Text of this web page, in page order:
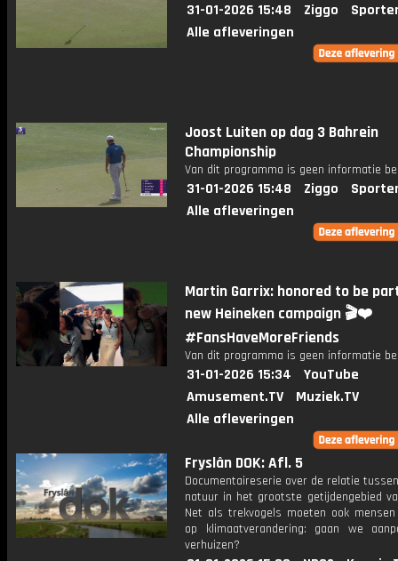
31-01-2026 15:48 Ziggo
Alle afleveringen
Joost Luiten op dag 3 Bahrein
Championship
Van dit programma is geen informatie
31-01-2026 15:48 Ziggo
Alle afleveringen
Martin Garrix: honored to be
new Heineken campaign 🎬❤️
#FansHaveMoreFriends
Van dit programma is geen informatie
31-01-2026 15:34
YouTube
Amusement.TV
Muziek.TV
Alle afleveringen
Fryslân DOK: Afl. 5
Documentaireserie over de relatie
natuur in het grootste getijdengebied
Net als trekvogels moeten ook
op klimaatverandering: gaan we
verhuizen?